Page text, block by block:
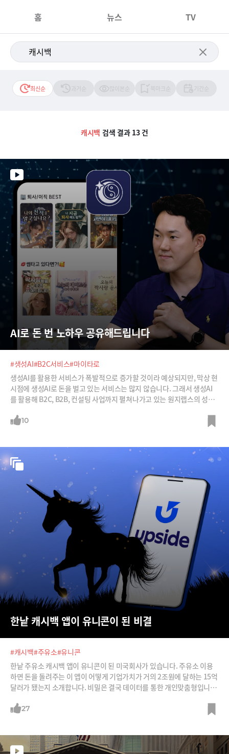
홈 뉴스 TV
최신순
캐시백 검색 결과 13 건
AI로 돈 번 노하우 공유해드립니다
#생성AI#B2C서비스#마이타로
생성AI를 활용한 서비스가 폭발적으로 증가할 것이라 예상되지만, 막상 현
시점에 생성AI로 돈을 벌고 있는 서비스는 많지 않습니다. 그래서 생성AI
를 활용해 B2C, B2B, 컨설팅 사업까지 펼쳐나가고 있는 원지랩스의 성공
드’를 운영하고 있는 엔비티 CTO 출신인 곽근봉 원지랩스 대표는 혁신적
10
한낱 캐시백 앱이 유니콘이 된 비결
#캐시백#주유소#유니콘
한낱 주유소 캐시백 앱이 유니콘이 된 미국회사가 있습니다. 주유소 이용
하면 돈을 돌려주는 이 앱이 어떻게 기업가치가 거의 2조원에 달하는 15억
달러가 됐는지 소개합니다. 비밀은 결국 데이터를 통한 개인맞춤형입니다.
것이죠.
27